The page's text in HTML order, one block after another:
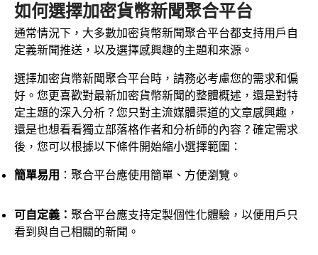
如何選擇加密貨幣新聞聚合平台
通常情況下，大多數加密貨幣新聞聚合平台都支持用戶自
定義新聞推送，以及選擇感興趣的主題和來源。
選擇加密貨幣新聞聚合平台時，請務必考慮您的需求和偏
好。您更喜歡對最新加密貨幣新聞的整體概述，還是對特
定主題的深入分析？您只對主流媒體渠道的文章感興趣，
還是也想看看獨立部落格作者和分析師的內容？確定需求
後，您可以根據以下條件開始縮小選擇範圍：
簡單易用 ：聚合平台應使用簡單、方便瀏覽。
可自定義： 聚合平台應支持定製個性化體驗，以便用戶只
看到與自己相關的新聞。